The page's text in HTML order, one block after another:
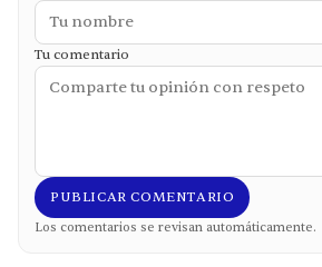
Tu comentario
PUBLICAR COMENTARIO
Los comentarios se revisan automáticamente.